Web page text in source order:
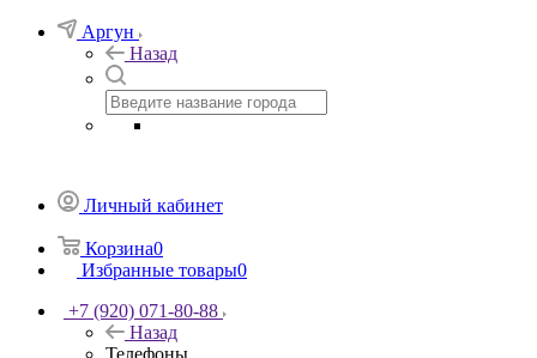
Аргун
Назад
Личный кабинет
Корзина0
Избранные товары0
+7 (920) 071-80-88
Назад
Телефоны